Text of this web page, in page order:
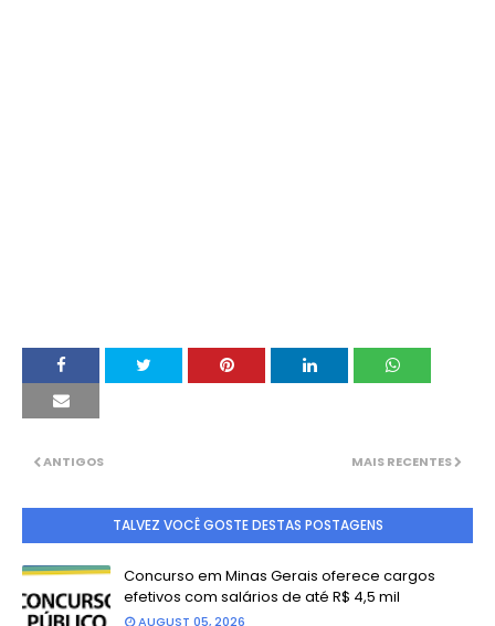
MAIS RECENTES
ANTIGOS
TALVEZ VOCÊ GOSTE DESTAS POSTAGENS
Concurso em Minas Gerais oferece cargos
efetivos com salários de até R$ 4,5 mil
AUGUST 05, 2026